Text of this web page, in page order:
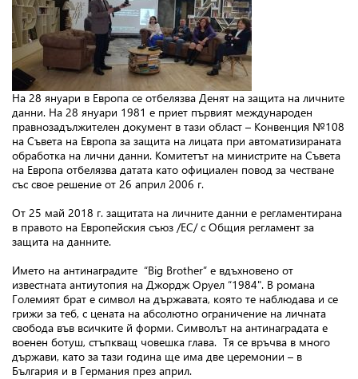
На 28 януари в Европа се отбелязва Денят на защита на личните
данни. На 28 януари 1981 е приет първият международен
правнозадължителен документ в тази област – Конвенция №108
на Съвета на Европа за защита на лицата при автоматизираната
обработка на лични данни. Комитетът на министрите на Съвета
на Европа отбелязва датата като официален повод за честване
със свое решение от 26 април 2006 г.
От 25 май 2018 г. защитата на личните данни е регламентирана
в правото на Европейския съюз /ЕС/ с Общия регламент за
защита на данните.
Името на антинаградите “Big Brother” е вдъхновено от
известната антиутопия на Джордж Оруел “1984". В романа
Големият брат е символ на държавата, която те наблюдава и се
грижи за теб, с цената на абсолютно ограничение на личната
свобода във всичките й форми. Символът на антинаградата е
военен ботуш, стъпкващ човешка глава. Тя се връчва в много
държави, като за тази година ще има две церемонии – в
България и в Германия през април.